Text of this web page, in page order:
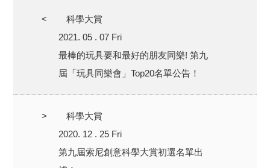
<
科學大賞
2021. 05 . 07 Fri
最棒的玩具要和最好的朋友同樂! 第九
屆「玩具同樂會」Top20名單公告！
>
科學大賞
2020. 12 . 25 Fri
第九屆索尼創意科學大賞初選名單出